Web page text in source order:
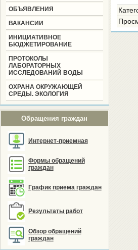
ОБЪЯВЛЕНИЯ
ВАКАНСИИ
ИНИЦИАТИВНОЕ
БЮДЖЕТИРОВАНИЕ
ПРОТОКОЛЫ
ЛАБОРАТОРНЫХ
ИССЛЕДОВАНИЙ ВОДЫ
ОХРАНА ОКРУЖАЮЩЕЙ
СРЕДЫ. ЭКОЛОГИЯ
Обращения граждан
Интернет-приемная
Формы обращений
граждан
График приема граждан
Результаты работ
Обзор обращений
граждан